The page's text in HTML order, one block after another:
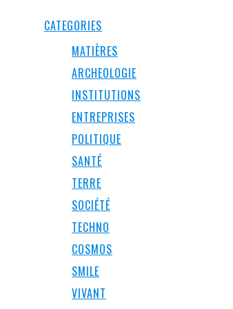
CATEGORIES
MATIÈRES
ARCHEOLOGIE
INSTITUTIONS
ENTREPRISES
POLITIQUE
SANTÉ
TERRE
SOCIÉTÉ
TECHNO
COSMOS
SMILE
VIVANT